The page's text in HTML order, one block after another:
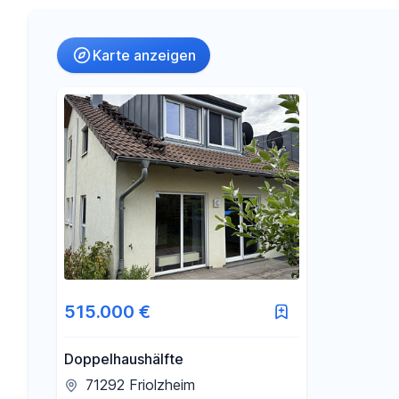
Fläche -
Karte anzeigen
515.000 €
Doppelhaushälfte
71292 Friolzheim